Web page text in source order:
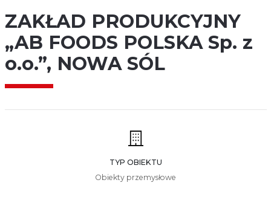
ZAKŁAD PRODUKCYJNY
„AB FOODS POLSKA Sp. z
o.o.”, NOWA SÓL
TYP OBIEKTU
Obiekty przemysłowe